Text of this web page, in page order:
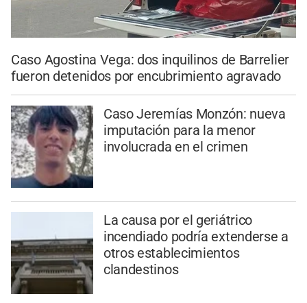
Caso Agostina Vega: dos inquilinos de Barrelier
fueron detenidos por encubrimiento agravado
Caso Jeremías Monzón: nueva
imputación para la menor
involucrada en el crimen
La causa por el geriátrico
incendiado podría extenderse a
otros establecimientos
clandestinos